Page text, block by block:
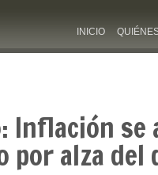
INICIO
Inflación se
por alza del